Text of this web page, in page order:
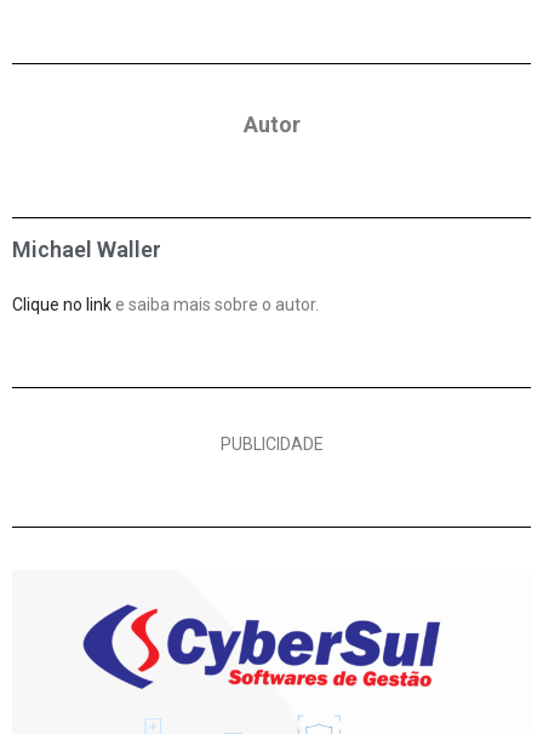
Autor
Michael Waller
Clique no linke saiba mais sobre o autor.
PUBLICIDADE